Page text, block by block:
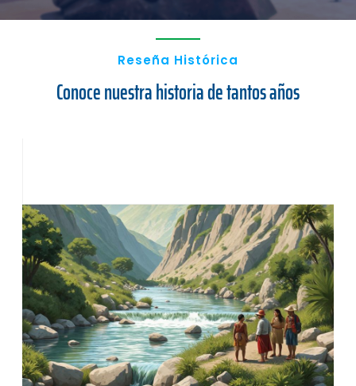
Reseña Histórica
Conoce nuestra historia de tantos años